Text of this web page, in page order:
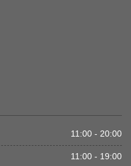
11:00 - 20:00
11:00 - 19:00